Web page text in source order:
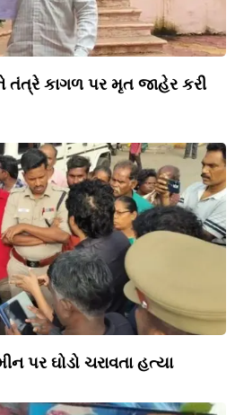
તંત્રે કાગળ પર મૃત જાહેર કરી
પર ઘોડો ચરાવતા હત્યા